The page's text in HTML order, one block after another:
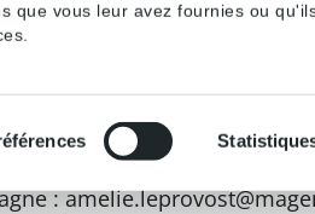
que vous leur avez fournies ou
RG n°2010/082944.
legal.com–
legal.com
: